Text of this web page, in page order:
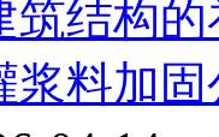
筑结构
浆料加